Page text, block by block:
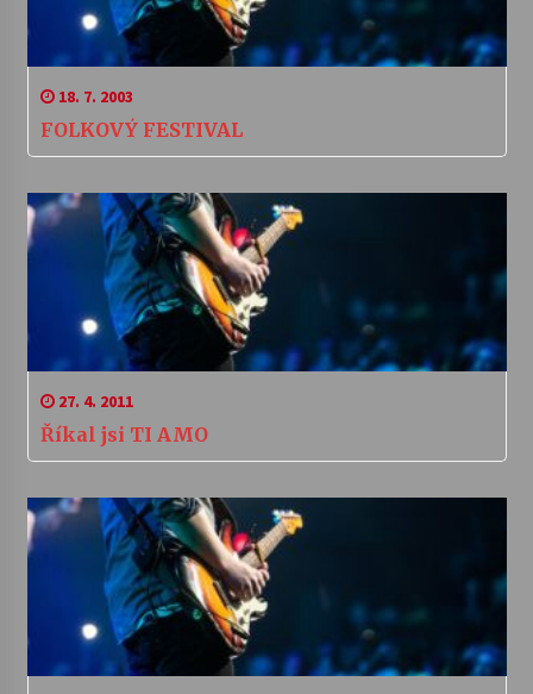
18. 7. 2003
FOLKOVÝ FESTIVAL
27. 4. 2011
Říkal jsi TI AMO